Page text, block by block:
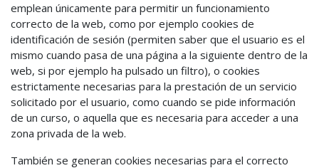
emplean únicamente para permitir un funcionamiento
correcto de la web, como por ejemplo cookies de
identificación de sesión (permiten saber que el usuario es el
mismo cuando pasa de una página a la siguiente dentro de la
web, si por ejemplo ha pulsado un filtro), o cookies
estrictamente necesarias para la prestación de un servicio
solicitado por el usuario, como cuando se pide información
de un curso, o aquella que es necesaria para acceder a una
zona privada de la web.
También se generan cookies necesarias para el correcto